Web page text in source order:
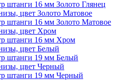
штанги 16 мм Золото Глянец
цвет Золото Матовое
штанги 16 мм Золото Матовое
цвет Хром
штанги 16 мм Хром
цвет Белый
штанги 19 мм Белый
цвет Черный
штанги 19 мм Черный